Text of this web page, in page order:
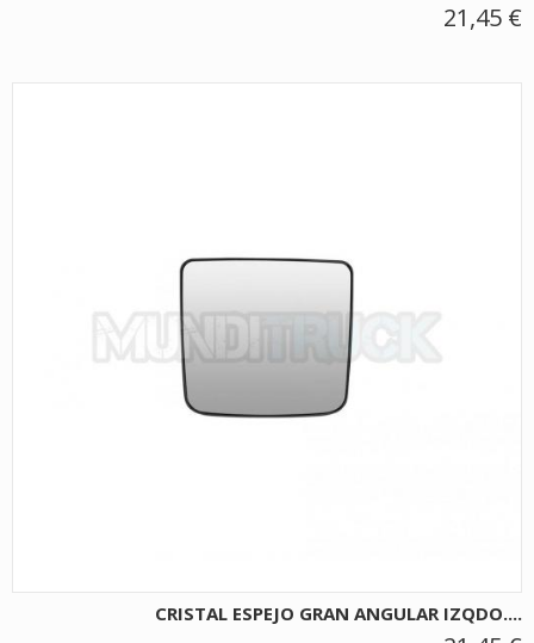
21,45 €
CRISTAL ESPEJO GRAN ANGULAR IZQDO....